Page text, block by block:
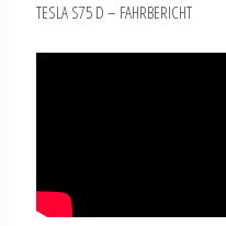
TESLA S75 D – FAHRBERICHT